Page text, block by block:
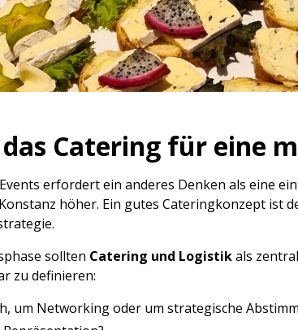
das Catering für eine
erfordert ein anderes Denken als eine
höher. Ein gutes Cateringkonzept ist
sollten Catering und Logistikals
zu definieren:
um Networking oder um strategische